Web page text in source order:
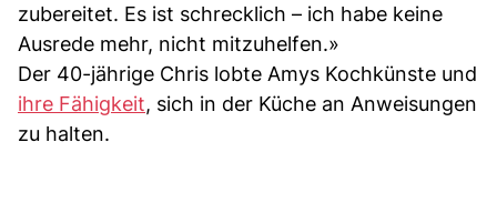
zubereitet. Es ist schrecklich – ich habe keine
Ausrede mehr, nicht mitzuhelfen.»
Der 40-jährige Chris lobte Amys Kochkünste und
ihre Fähigkeit, sich in der Küche an Anweisungen
zu halten.